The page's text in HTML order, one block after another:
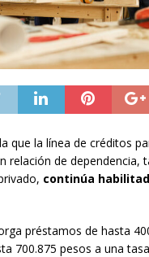
que la línea de créditos
relación de dependencia,
continúa
préstamos de hasta
700.875 pesos a una